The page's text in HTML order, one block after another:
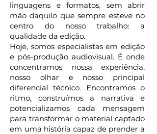
linguagens e formatos, sem abrir
mão daquilo que sempre esteve no
centro do nosso trabalho: a
qualidade da edição.
Hoje, somos especialistas em edição
e pós-produção audiovisual. É onde
concentramos nossa experiência,
nosso olhar e nosso principal
diferencial técnico. Encontramos o
ritmo, construímos a narrativa e
potencializamos cada mensagem
para transformar o material captado
em uma história capaz de prender a